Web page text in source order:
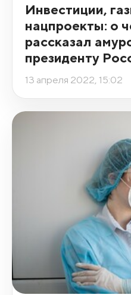
Инвестиции,
нацпроекты: о
рассказал
президенту
13 апреля 2022, 15:02